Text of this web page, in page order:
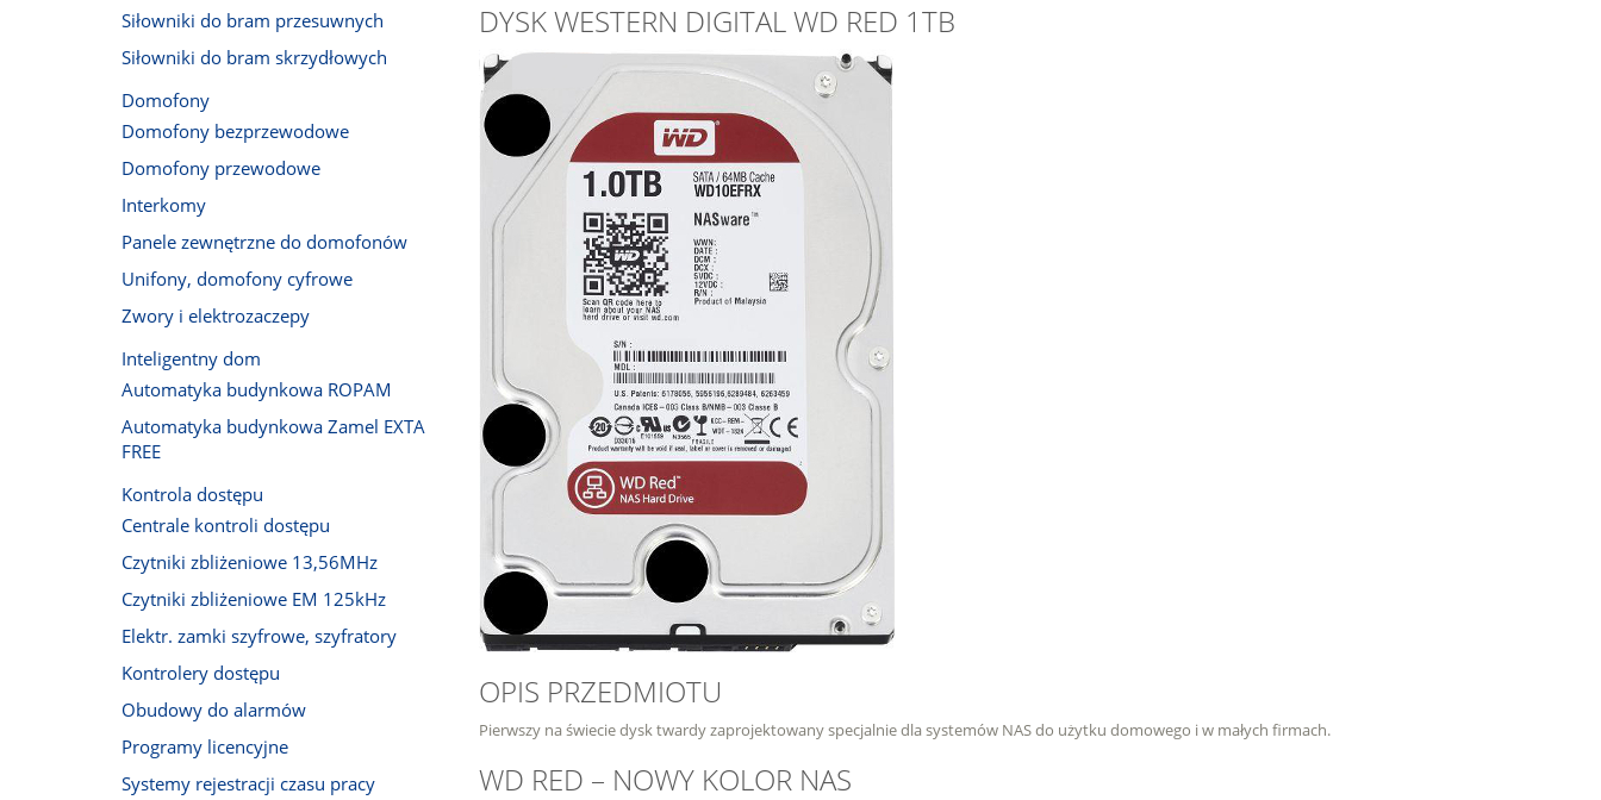
DYSK WESTERN DIGITAL WD RED 1TB
OPIS PRZEDMIOTU
Pierwszy na świecie dysk twardy zaprojektowany specjalnie dla systemów NAS do użytku domowego i w małych firmach.
WD RED – NOWY KOLOR NAS
Siłowniki do bram przesuwnych
Siłowniki do bram skrzydłowych
Domofony
Domofony bezprzewodowe
Domofony przewodowe
Interkomy
Panele zewnętrzne do domofonów
Unifony, domofony cyfrowe
Zwory i elektrozaczepy
Inteligentny dom
Automatyka budynkowa ROPAM
Automatyka budynkowa Zamel EXTA
FREE
Kontrola dostępu
Centrale kontroli dostępu
Czytniki zbliżeniowe 13,56MHz
Czytniki zbliżeniowe EM 125kHz
Elektr. zamki szyfrowe, szyfratory
Kontrolery dostępu
Obudowy do alarmów
Programy licencyjne
Systemy rejestracji czasu pracy